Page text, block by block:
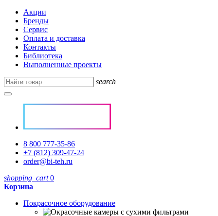
Акции
Бренды
Сервис
Оплата и доставка
Контакты
Библиотека
Выполненные проекты
search
8 800 777-35-86
+7 (812) 309-47-24
order@bi-teh.ru
shopping_cart 0
Корзина
Покрасочное оборудование